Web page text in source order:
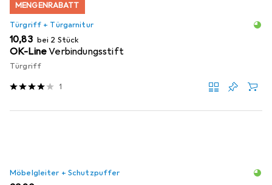
MENGENRABATT
Türgriff + Türgarnitur
EUR
10,83 bei 2 Stück
OK-LineVerbindungsstift
Türgriff
1
Möbelgleiter + Schutzpuffer